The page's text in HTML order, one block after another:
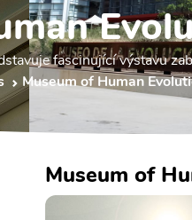
fascinující výstavu
Museum of Human
Museum of